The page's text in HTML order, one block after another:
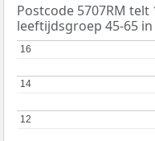
Postcode 5707RM
leeftijdsgroep 45-65 in
12
12
14
14
16
16